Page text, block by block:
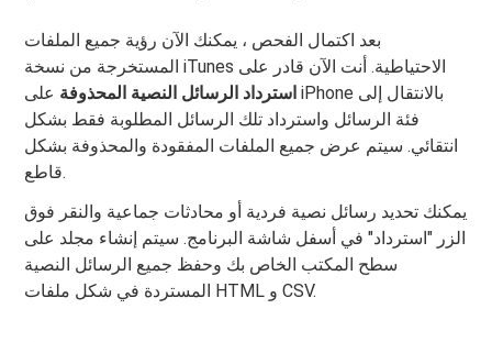
بعد اكتمال الفحص ، يمكنك الآن رؤية جميع الملفات
المستخرجة من نسخة iTunes الاحتياطية. أنت الآن قادر على
استرداد الرسائل النصية المحذوفة على iPhone بالانتقال إلى
فئة الرسائل واسترداد تلك الرسائل المطلوبة فقط بشكل
انتقائي. سيتم عرض جميع الملفات المفقودة والمحذوفة بشكل
قاطع.
يمكنك تحديد رسائل نصية فردية أو محادثات جماعية والنقر فوق
الزر "استرداد" في أسفل شاشة البرنامج. سيتم إنشاء مجلد على
سطح المكتب الخاص بك وحفظ جميع الرسائل النصية
المستردة في شكل ملفات HTML و CSV.